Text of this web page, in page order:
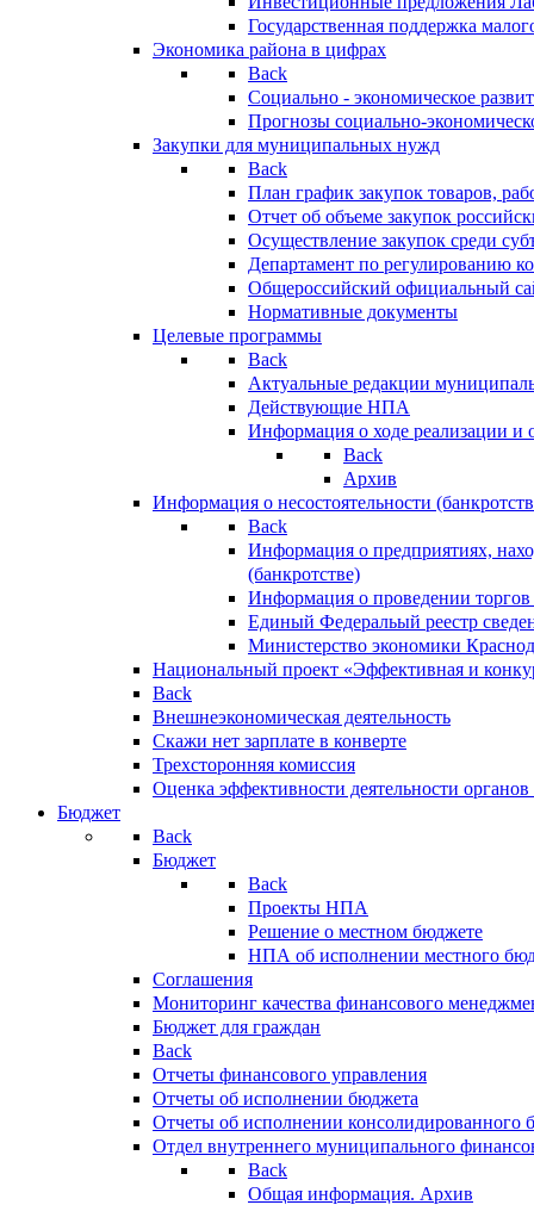
Государственная поддержка
Экономика района в цифрах
Back
Социально - экономическое
Прогнозы социально-
Закупки для муниципальных нужд
Back
План график закупок товаров,
Отчет об объеме закупок
Осуществление закупок среди
Департамент по регулированию
Общероссийский официальный
Нормативные документы
Целевые программы
Back
Актуальные редакции
Действующие НПА
Информация о ходе реализации
Back
Архив
Информация о несостоятельности
Back
Информация о предприятиях,
(банкротстве)
Информация о проведении
Единый Федеральый реестр
Министерство экономики
Национальный проект «Эффективная и
Back
Внешнеэкономическая деятельность
Скажи нет зарплате в конверте
Трехсторонняя комиссия
Оценка эффективности деятельности
Бюджет
Back
Бюджет
Back
Проекты НПА
Решение о местном бюджете
НПА об исполнении местного
Соглашения
Мониторинг качества финансового
Бюджет для граждан
Back
Отчеты финансового управления
Отчеты об исполнении бюджета
Отчеты об исполнении консолидированного
Отдел внутреннего муниципального
Back
Общая информация. Архив